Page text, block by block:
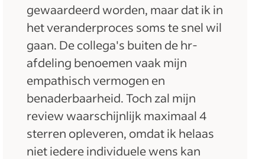
gewaardeerd worden, maar dat ik in
het veranderproces soms te snel wil
gaan. De collega's buiten de hr-
afdeling benoemen vaak mijn
empathisch vermogen en
benaderbaarheid. Toch zal mijn
review waarschijnlijk maximaal 4
sterren opleveren, omdat ik helaas
niet iedere individuele wens kan